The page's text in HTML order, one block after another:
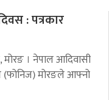
: पत्रकार
मोरङ । नेपाल आदिवासी
(फोनिज) मोरङले आफ्नो